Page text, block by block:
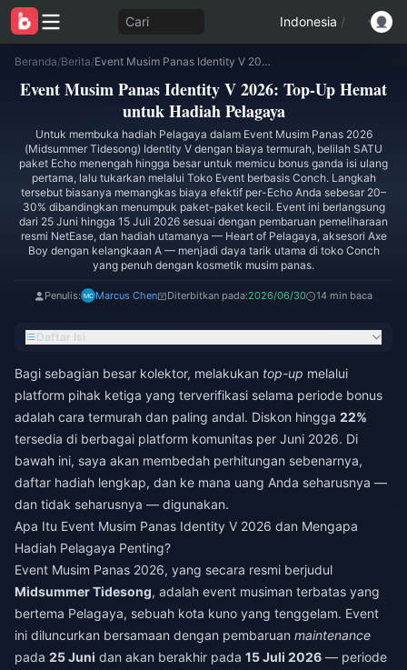
Cari Indonesia /
Beranda/Berita/ Event Musim Panas Identity V 2026: Top-Up Hemat untuk Hadiah Pelagaya
Event Musim Panas Identity V 2026: Top-Up Hemat
untuk Hadiah Pelagaya
Untuk membuka hadiah Pelagaya dalam Event Musim Panas 2026
(Midsummer Tidesong) Identity V dengan biaya termurah, belilah SATU
paket Echo menengah hingga besar untuk memicu bonus ganda isi ulang
pertama, lalu tukarkan melalui Toko Event berbasis Conch. Langkah
tersebut biasanya memangkas biaya efektif per-Echo Anda sebesar 20–
30% dibandingkan menumpuk paket-paket kecil. Event ini berlangsung
dari 25 Juni hingga 15 Juli 2026 sesuai dengan pembaruan pemeliharaan
resmi NetEase, dan hadiah utamanya — Heart of Pelagaya, aksesori Axe
Boy dengan kelangkaan A — menjadi daya tarik utama di toko Conch
yang penuh dengan kosmetik musim panas.
Penulis: Marcus Chen Diterbitkan pada:2026/06/30 14 min baca
Daftar Isi
Bagi sebagian besar kolektor, melakukan top-up melalui
platform pihak ketiga yang terverifikasi selama periode bonus
adalah cara termurah dan paling andal. Diskon hingga 22%
tersedia di berbagai platform komunitas per Juni 2026. Di
bawah ini, saya akan membedah perhitungan sebenarnya,
daftar hadiah lengkap, dan ke mana uang Anda seharusnya —
dan tidak seharusnya — digunakan.
Apa Itu Event Musim Panas Identity V 2026 dan Mengapa
Hadiah Pelagaya Penting?
Event Musim Panas 2026, yang secara resmi berjudul
Midsummer Tidesong, adalah event musiman terbatas yang
bertema Pelagaya, sebuah kota kuno yang tenggelam. Event
ini diluncurkan bersamaan dengan pembaruan maintenance
pada 25 Juni dan akan berakhir pada 15 Juli 2026 — periode